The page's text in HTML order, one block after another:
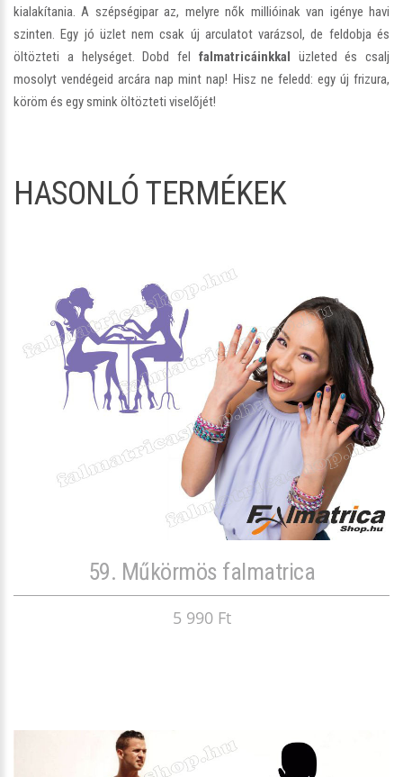
kialakítania. A szépségipar az, melyre nők millióinak van igénye havi
szinten. Egy jó üzlet nem csak új arculatot varázsol, de feldobja és
öltözteti a helységet. Dobd fel falmatricáinkkal üzleted és csalj
mosolyt vendégeid arcára nap mint nap! Hisz ne feledd: egy új frizura,
köröm és egy smink öltözteti viselőjét!
HASONLÓ TERMÉKEK
59. Műkörmös falmatrica
5 990 Ft